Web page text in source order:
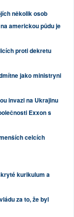
několik osob
americkou půdu je
proti dekretu
jako ministryni
invazi na Ukrajinu
Exxon s
celcích
kurikulum a
za to, že byl